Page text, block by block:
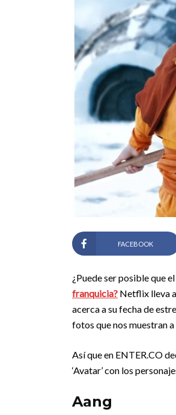
FACEBOOK
¿Puede ser posible que
franquicia? Netflix lleva
acerca a su fecha de
fotos que nos muestran
Así que en ENTER.CO
‘Avatar’ con los
Aang